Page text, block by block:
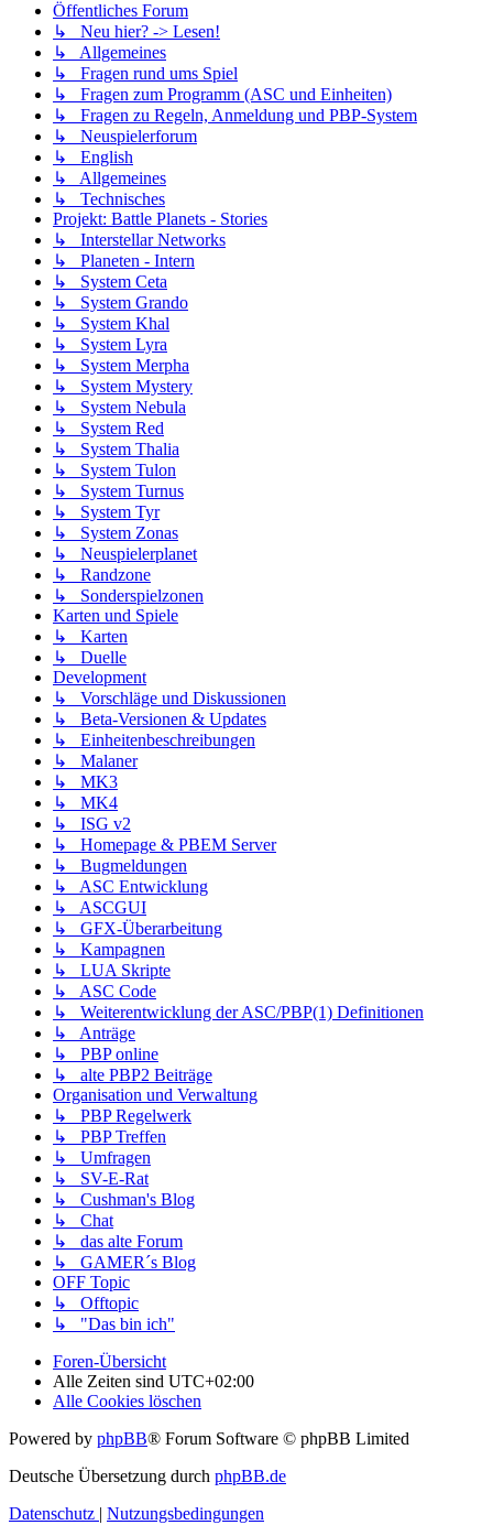
Öffentliches Forum
↳ Neu hier? -> Lesen!
↳ Allgemeines
↳ Fragen rund ums Spiel
↳ Fragen zum Programm (ASC und Einheiten)
↳ Fragen zu Regeln, Anmeldung und PBP-System
↳ Neuspielerforum
↳ English
↳ Allgemeines
↳ Technisches
Projekt: Battle Planets - Stories
↳ Interstellar Networks
↳ Planeten - Intern
↳ System Ceta
↳ System Grando
↳ System Khal
↳ System Lyra
↳ System Merpha
↳ System Mystery
↳ System Nebula
↳ System Red
↳ System Thalia
↳ System Tulon
↳ System Turnus
↳ System Tyr
↳ System Zonas
↳ Neuspielerplanet
↳ Randzone
↳ Sonderspielzonen
Karten und Spiele
↳ Karten
↳ Duelle
Development
↳ Vorschläge und Diskussionen
↳ Beta-Versionen & Updates
↳ Einheitenbeschreibungen
↳ Malaner
↳ MK3
↳ MK4
↳ ISG v2
↳ Homepage & PBEM Server
↳ Bugmeldungen
↳ ASC Entwicklung
↳ ASCGUI
↳ GFX-Überarbeitung
↳ Kampagnen
↳ LUA Skripte
↳ ASC Code
↳ Weiterentwicklung der ASC/PBP(1) Definitionen
↳ Anträge
↳ PBP online
↳ alte PBP2 Beiträge
Organisation und Verwaltung
↳ PBP Regelwerk
↳ PBP Treffen
↳ Umfragen
↳ SV-E-Rat
↳ Cushman's Blog
↳ Chat
↳ das alte Forum
↳ GAMER´s Blog
OFF Topic
↳ Offtopic
↳ "Das bin ich"
Foren-Übersicht
Alle Zeiten sind UTC+02:00
Alle Cookies löschen
Powered by phpBB® Forum Software © phpBB Limited
Deutsche Übersetzung durch phpBB.de
Datenschutz | Nutzungsbedingungen